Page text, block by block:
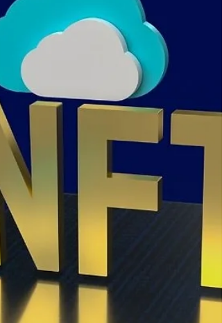
Tokens
Ahora que la economía está comenzando a
tokenizarse, es importante conocer el tratamiento
legal de estos tokens.